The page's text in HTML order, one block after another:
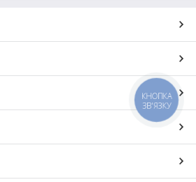
КНОПКА
ЗВ'ЯЗКУ